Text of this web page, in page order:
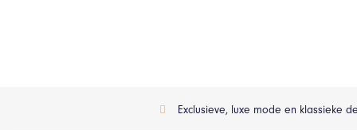
Exclusieve, luxe mode en klassieke